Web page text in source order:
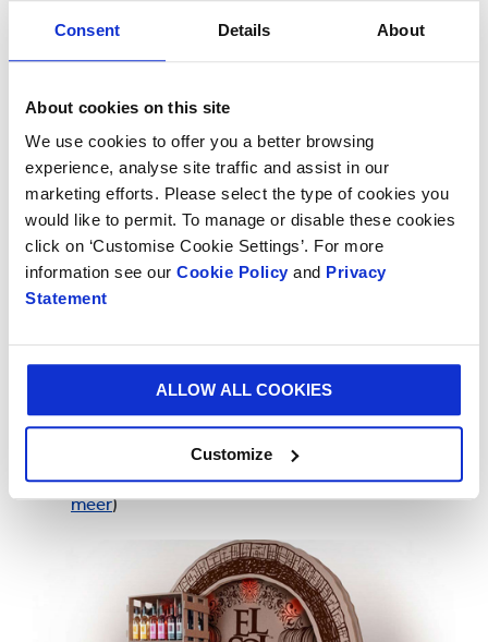
Consent Details About
About cookies on this site
We use cookies to offer you a better browsing
experience, analyse site traffic and assist in our
marketing efforts. Please select the type of cookies you
would like to permit. To manage or disable these cookies
click on ‘Customise Cookie Settings’. For more
information see our Cookie Policy and Privacy
Statement
ALLOW ALL COOKIES
Customize
Tsjechië - Snelle schaal voor versproducten
Tsjechië - Inzetstuk voor verpakking van
Denemarken - Bag-in-box verpakking voor
schoonmaakmaterialen (Lees meer)
Denemarken - Verpakking voor tropische planten
Polen - Point-of-Sale wijn display (
Singapore - Verpakking op papierbasis voor
plantaardige maaltijden
Spanje -Safe&Green fruit- en groentebakje
Zweden - Kabeltrommel op papierbasis (Lees
meer)